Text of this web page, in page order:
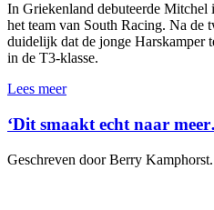
In Griekenland debuteerde
het team van South Racing. Na de
duidelijk dat de jonge Harskamper
in de T3-klasse.
Lees meer
‘Dit smaakt echt naar
Geschreven door Berry Kamphorst.